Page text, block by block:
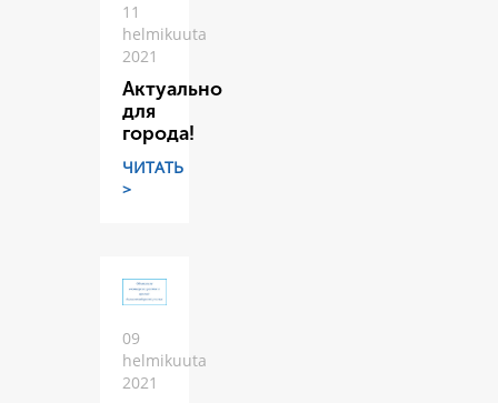
11
helmikuuta
2021
Актуально
для
города!
ЧИТАТЬ
>
09
helmikuuta
2021